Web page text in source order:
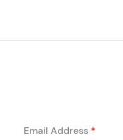
Email Address *